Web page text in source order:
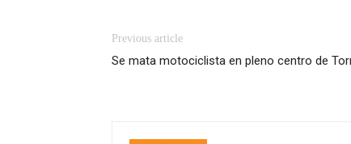
Previous article
Se mata motociclista en pleno centro de